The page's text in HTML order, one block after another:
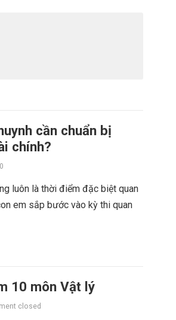
cần chuẩn bị
chính?
0
luôn là thời điểm đặc biệt quan
em sắp bước vào kỳ thi quan
10 môn Vật lý
closed